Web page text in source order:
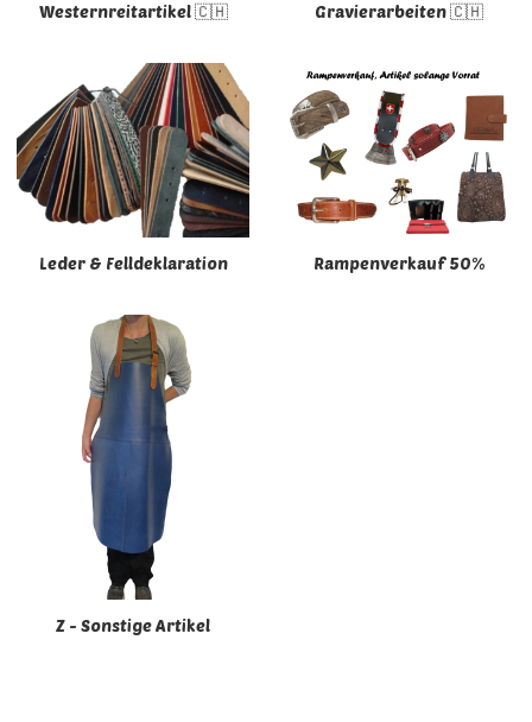
Westernreitartikel 🇨🇭 Gravierarbeiten 🇨🇭
Leder & Felldeklaration Rampenverkauf 50%
Z - Sonstige Artikel